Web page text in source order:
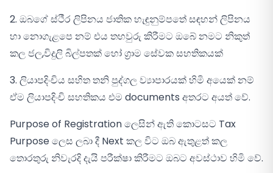
2. ඔබගේ ස්ථීර ලිපිනය ජාතික හැඳුනුම්පතේ සඳහන් ලිපිනය
හා නොගැළපෙ නම් එය තහවුරු කිරීමට ඔබේ නමට නිකුත්
කල ජල,විදුලි බිල්පතක් හෝ ග්‍රාම සේවක සහතිකයක්
3. ලියාපදිංචිය සහිත තනි පුද්ගල ව්‍යාපාරයක් හිමි අයෙක් නම්
ඒම ලියාපදිංචි සහතිකය එම documents අතරට අයත් වේ.
Purpose of Registration ලෙසින් ඇති කොටසට Tax
Purpose ලෙස ලබා දී Next කල විට ඔබ ඇතුළත් කල
තොරතුරු නිවැරදි දැයි පරීක්ෂා කිරීමට ඔබට අවස්ථාව හිමි වේ.